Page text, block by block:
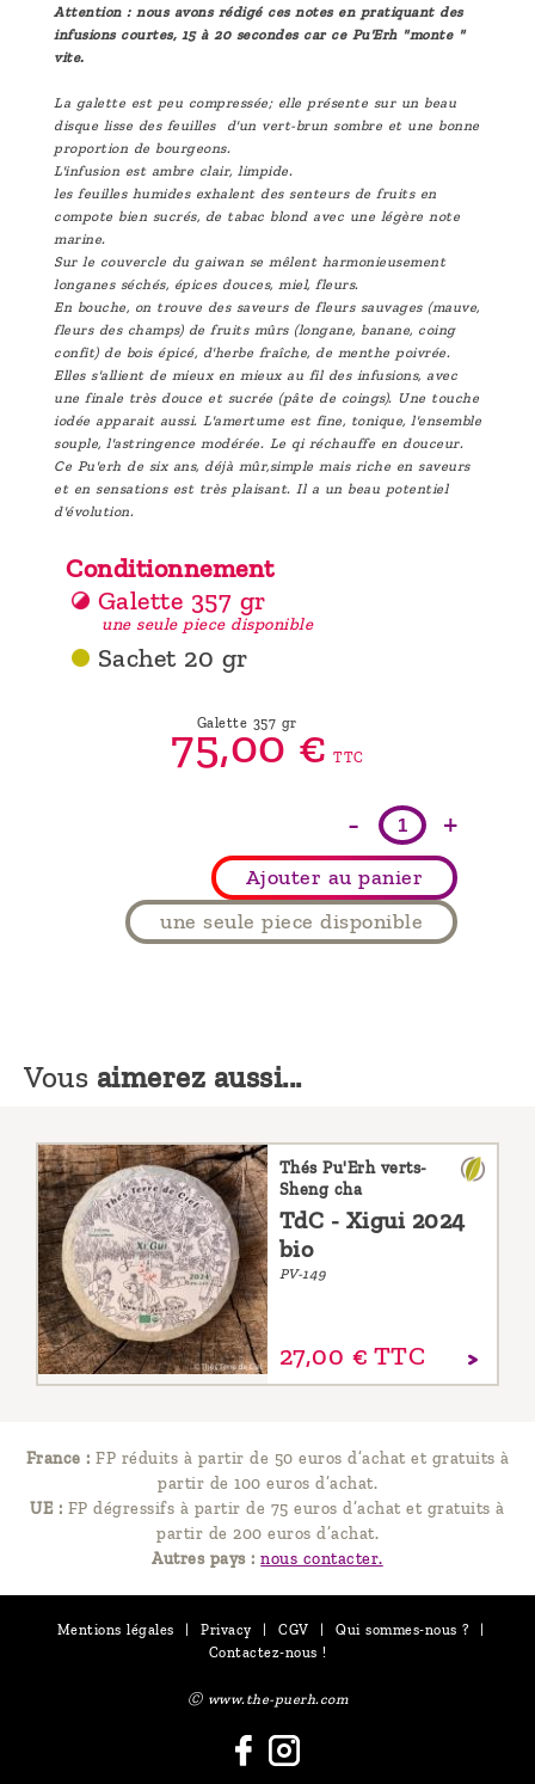
Attention : nous avons rédigé ces notes en pratiquant des
infusions courtes, 15 à 20 secondes car ce Pu'Erh "monte "
vite.
La galette est peu compressée; elle présente sur un beau
disque lisse des feuilles d'un vert-brun sombre et une bonne
proportion de bourgeons.
L'infusion est ambre clair, limpide.
les feuilles humides exhalent des senteurs de fruits en
compote bien sucrés, de tabac blond avec une légère note
marine.
Sur le couvercle du gaiwan se mêlent harmonieusement
longanes séchés, épices douces, miel, fleurs.
En bouche, on trouve des saveurs de fleurs sauvages (mauve,
fleurs des champs) de fruits mûrs (longane, banane, coing
confit) de bois épicé, d'herbe fraîche, de menthe poivrée.
Elles s'allient de mieux en mieux au fil des infusions, avec
une finale très douce et sucrée (pâte de coings). Une touche
iodée apparait aussi. L'amertume est fine, tonique, l'ensemble
souple, l'astringence modérée. Le qi réchauffe en douceur.
Ce Pu'erh de six ans, déjà mûr,simple mais riche en saveurs
et en sensations est très plaisant. Il a un beau potentiel
d'évolution.
Conditionnement
Galette 357 gr
une seule piece disponible
Sachet 20 gr
Galette 357 gr
75,00€ TTC
- +
Ajouter au panier
une seule piece disponible
Vous aimerez aussi...
Thés Pu'Erh verts-
Sheng cha
TdC - Xigui 2024
bio
PV-149
27,00 € TTC
France : FP réduits à partir de 50 euros d’achat et gratuits à
partir de 100 euros d’achat.
UE : FP dégressifs à partir de 75 euros d’achat et gratuits à
partir de 200 euros d’achat.
Autres pays : nous contacter.
Mentions légales Privacy CGV Qui sommes-nous ?
Contactez-nous !
Ⓒ www.the-puerh.com